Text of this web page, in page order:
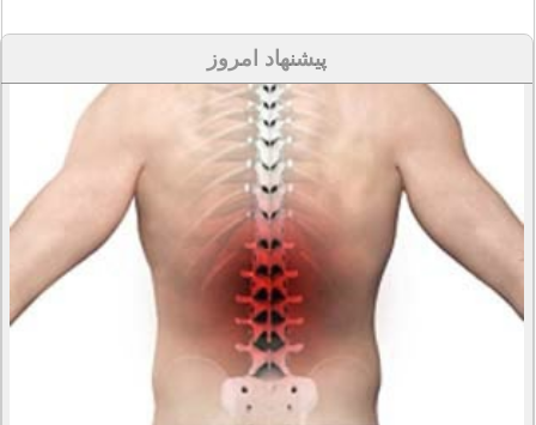
پیشنهاد امروز